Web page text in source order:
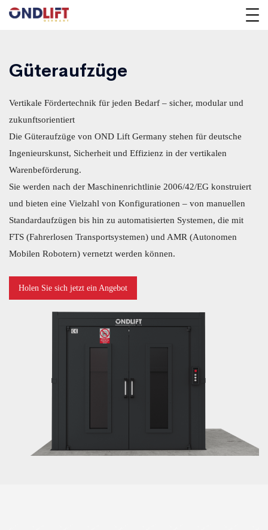
Güteraufzüge
Vertikale Fördertechnik für jeden Bedarf – sicher, modular und
zukunftsorientiert
Die Güteraufzüge von OND Lift Germany stehen für deutsche
Ingenieurskunst, Sicherheit und Effizienz in der vertikalen
Warenbeförderung.
Sie werden nach der Maschinenrichtlinie 2006/42/EG konstruiert
und bieten eine Vielzahl von Konfigurationen – von manuellen
Standardaufzügen bis hin zu automatisierten Systemen, die mit
FTS (Fahrerlosen Transportsystemen) und AMR (Autonomen
Mobilen Robotern) vernetzt werden können.
Holen Sie sich jetzt ein Angebot